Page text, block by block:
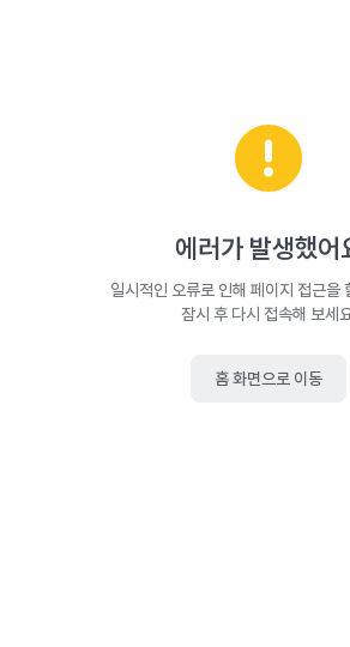
에러가 발생했어
일시적인 오류로 인해 페이지 접근을
잠시 후 다시 접속해 보세
홈 화면으로 이동